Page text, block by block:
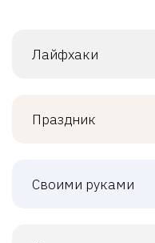
Лайфхаки
Праздник
Своими руками